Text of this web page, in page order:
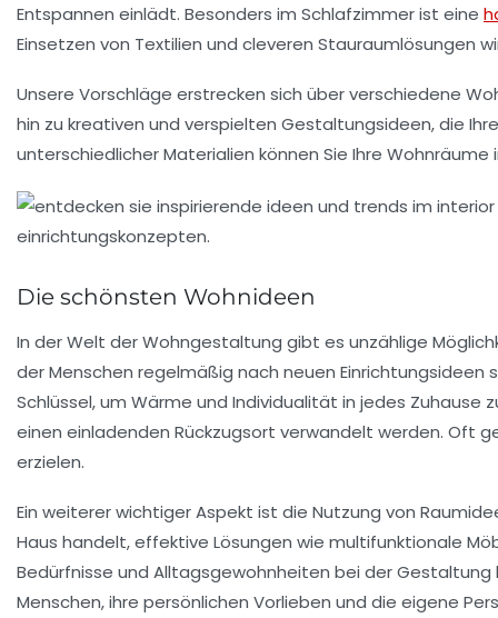
Entspannen einlädt. Besonders im Schlafzimmerist eine
Einsetzen von Textilien und cleveren Stauraumlösungen
Unsere Vorschläge erstrecken sich über verschiedene
hin zu kreativen und verspielten Gestaltungsideen, die
unterschiedlicherMaterialien können Sie Ihre
Die schönsten Wohnideen
In der Welt derWohngestaltung gibt es unzählige
der Menschen regelmäßig nach neuen Einrichtungsideen
Schlüssel, um Wärme und Individualität in jedes
einen einladenden Rückzugsort verwandelt werden. Oft
erzielen.
Ein weiterer wichtiger Aspekt ist die Nutzung von
Haus handelt, effektive Lösungen wie multifunktionale
Bedürfnisse und Alltagsgewohnheiten bei der Gestaltung
Menschen, ihre persönlichen Vorlieben und die eigene